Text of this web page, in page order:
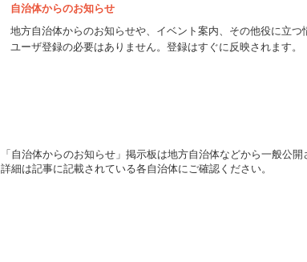
自治体からのお知らせ
地方自治体からのお知らせや、イベント案内、その他役に立つ
ユーザ登録の必要はありません。登録はすぐに反映されます。
「自治体からのお知らせ」掲示板は地方自治体などから一般公開
詳細は記事に記載されている各自治体にご確認ください。